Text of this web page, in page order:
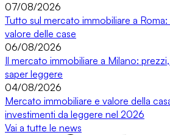
07/08/2026
Tutto sul mercato immobiliare a
valore delle case
06/08/2026
Il mercato immobiliare a Milano:
saper leggere
04/08/2026
Mercato immobiliare e valore della
investimenti da leggere nel 2026
Vai a tutte le news